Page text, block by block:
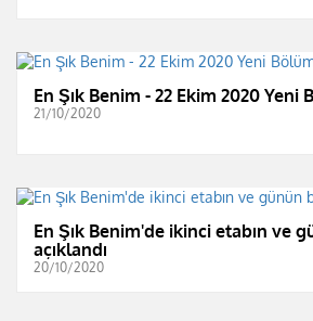
En Şık Benim - 22 Ekim 2020 Yeni
21/10/2020
En Şık Benim'de ikinci etabın ve
açıklandı
20/10/2020